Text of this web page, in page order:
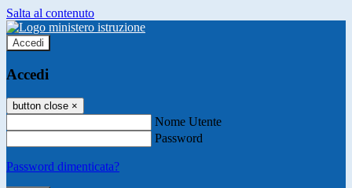
Salta al contenuto
Accedi
Accedi
button close ×
Nome Utente
Password
Password dimenticata?